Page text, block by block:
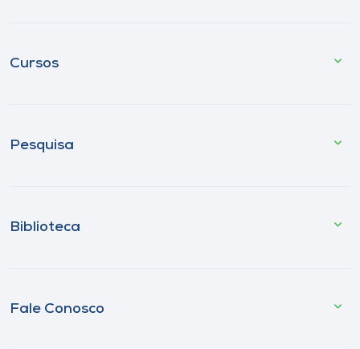
Cursos
Pesquisa
Biblioteca
Fale Conosco